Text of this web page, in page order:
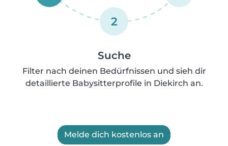
2
Suche
Filter nach deinen Bedürfnissen und sieh dir
detaillierte Babysitterprofile in Diekirch an.
Melde dich kostenlos an